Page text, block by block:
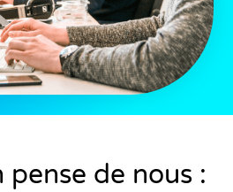
pense de nous :